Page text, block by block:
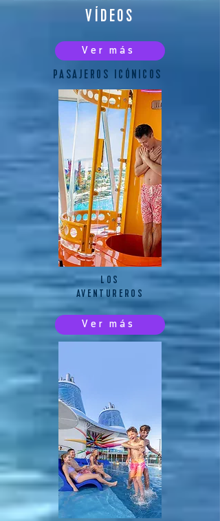
VÍDEOS
Ver más
PASAJEROS ICÓNICOS
LOS
AVENTUREROS
Ver más